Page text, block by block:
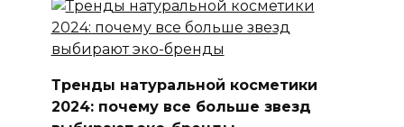
Тренды натуральной косметики
2024: почему все больше звезд